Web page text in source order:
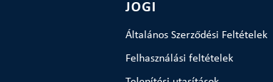
JOGI
Általános Szerződési Feltételek
Felhasználási feltételek